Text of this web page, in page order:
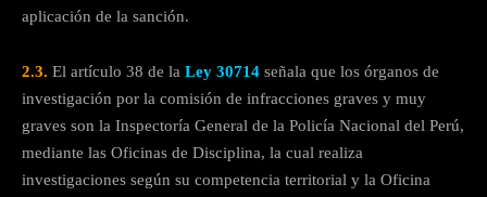
aplicación de la sanción.
2.3. El artículo 38 de la Ley 30714 señala que los órganos de
investigación por la comisión de infracciones graves y muy
graves son la Inspectoría General de la Policía Nacional del Perú,
mediante las Oficinas de Disciplina, la cual realiza
investigaciones según su competencia territorial y la Oficina